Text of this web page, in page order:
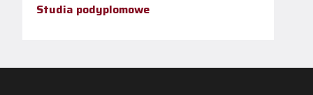
Studia podyplomowe